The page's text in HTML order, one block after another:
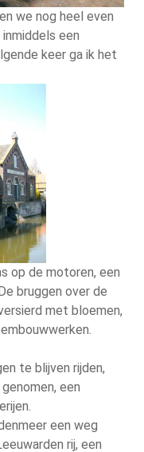
we nog heel even
een
keer ga ik het
op de motoren, een
bruggen over de
met bloemen,
te blijven rijden,
een
een weg
rij, een